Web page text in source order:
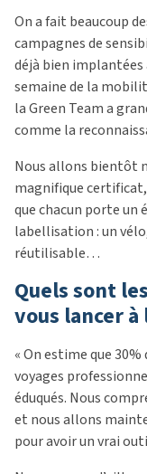
On a fait beaucoup
campagnes de
déjà bien
semaine de la
la Green Team a
comme la
Nous allons bientôt
magnifique
que chacun porte un
labellisation : un
réutilisable…
Quels sont
vous lancer à
« On estime que
voyages
éduqués. Nous
et nous allons
pour avoir un vrai